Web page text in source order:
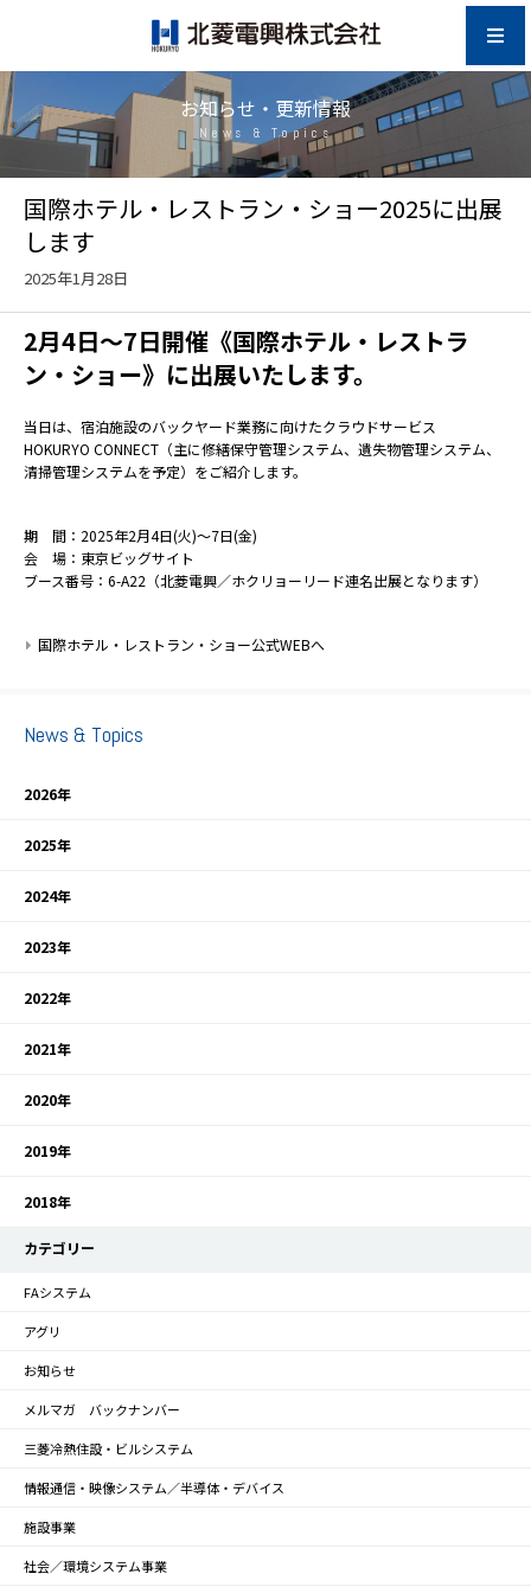
お知らせ・更新情報
News & Topics
国際ホテル・レストラン・ショー2025に出展
します
2025年1月28日
2月4日～7日開催《国際ホテル・レストラ
ン・ショー》に出展いたします。
当日は、宿泊施設のバックヤード業務に向けたクラウドサービス
HOKURYO CONNECT（主に修繕保守管理システム、遺失物管理システム、
清掃管理システムを予定）をご紹介します。
期 間：2025年2月4日(火)～7日(金)
会 場：東京ビッグサイト
ブース番号：6-A22（北菱電興／ホクリョーリード連名出展となります）
国際ホテル・レストラン・ショー公式WEBへ
News & Topics
2026年
2025年
2024年
2023年
2022年
2021年
2020年
2019年
2018年
カテゴリー
FAシステム
アグリ
お知らせ
メルマガ バックナンバー
三菱冷熱住設・ビルシステム
情報通信・映像システム／半導体・デバイス
施設事業
社会／環境システム事業